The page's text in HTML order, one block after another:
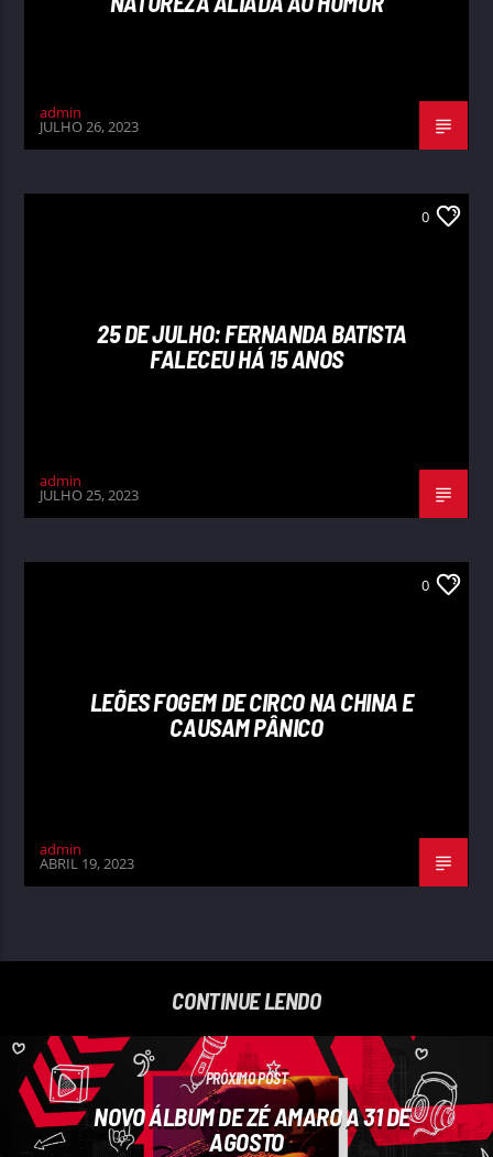
admin
JULHO 26, 2023
0
25 DE JULHO: FERNANDA BATISTA
FALECEU HÁ 15 ANOS
admin
JULHO 25, 2023
0
LEÕES FOGEM DE CIRCO NA CHINA E
CAUSAM PÂNICO
admin
ABRIL 19, 2023
CONTINUE LENDO
PRÓXIMO POST
NOVO ÁLBUM DE ZÉ AMARO A 31 DE
AGOSTO